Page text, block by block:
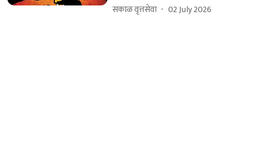
सकाळ वृत्तसेवा 02 July 2026